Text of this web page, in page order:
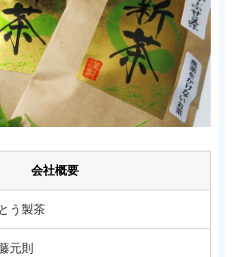
会社概要
う製茶
元則